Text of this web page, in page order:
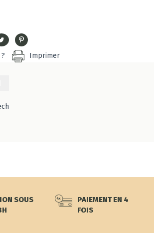
Imprimer
SOUS
PAIEMENT EN 4
FOIS